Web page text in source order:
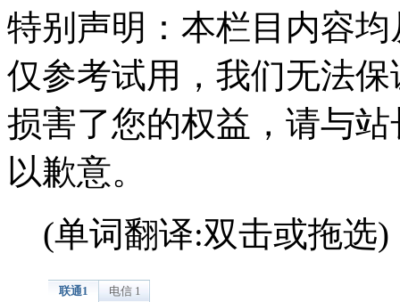
特别声明：本栏目内容
仅参考试用，我们无法
损害了您的权益，请与
以歉意。
(单词翻译:双击或拖选)